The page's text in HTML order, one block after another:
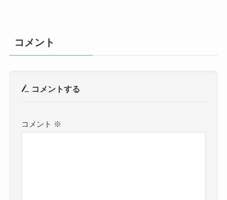
コメント
コメントする
コメント ※